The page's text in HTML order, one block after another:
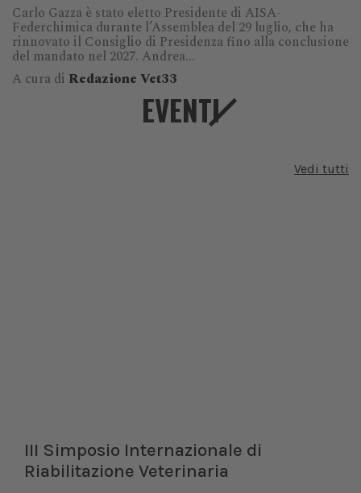
Carlo Gazza è stato eletto Presidente di AISA-
Federchimica durante l’Assemblea del 29 luglio, che ha
rinnovato il Consiglio di Presidenza fino alla conclusione
del mandato nel 2027. Andrea...
A cura di Redazione Vet33
EVENTI
Vedi tutti
III Simposio Internazionale di
Riabilitazione Veterinaria